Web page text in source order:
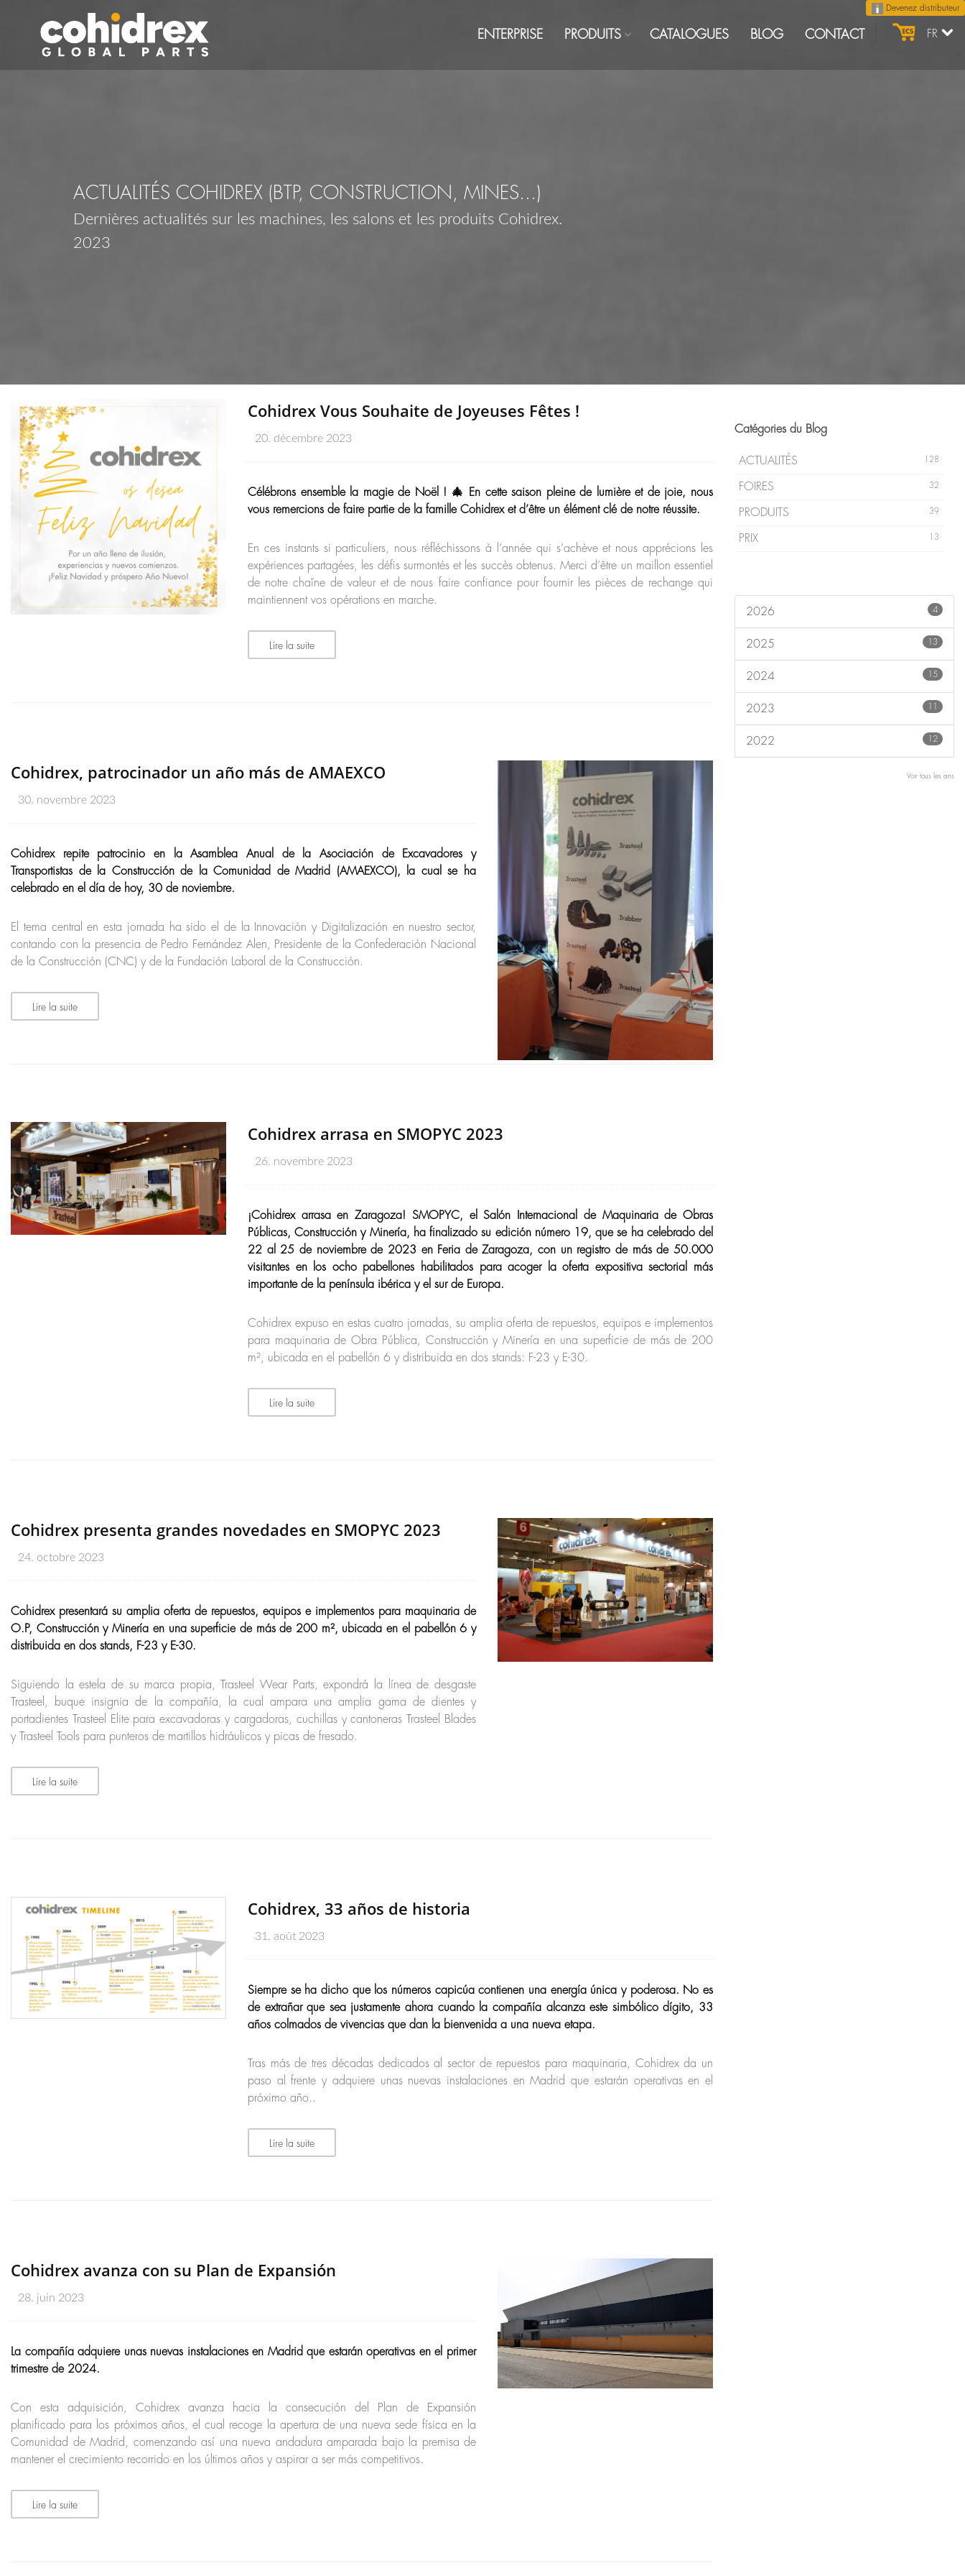
Devenez distributeur
FR
ENTERPRISE PRODUITS CATALOGUES BLOG CONTACT
ACTUALITÉS COHIDREX (BTP, CONSTRUCTION, MINES...)
Dernières actualités sur les machines, les salons et les produits Cohidrex.
2023
Cohidrex Vous Souhaite de Joyeuses Fêtes !
20. décembre 2023
Célébrons ensemble la magie de Noël ! 🎄 En cette saison pleine de lumière et de joie, nous
vous remercions de faire partie de la famille Cohidrex et d’être un élément clé de notre réussite.
En ces instants si particuliers, nous réfléchissons à l’année qui s’achève et nous apprécions les
expériences partagées, les défis surmontés et les succès obtenus. Merci d’être un maillon essentiel
de notre chaîne de valeur et de nous faire confiance pour fournir les pièces de rechange qui
maintiennent vos opérations en marche.
Lire la suite
Cohidrex, patrocinador un año más de AMAEXCO
30. novembre 2023
Cohidrex repite patrocinio en la Asamblea Anual de la Asociación de Excavadores y
Transportistas de la Construcción de la Comunidad de Madrid (AMAEXCO), la cual se ha
celebrado en el día de hoy, 30 de noviembre.
El tema central en esta jornada ha sido el de la Innovación y Digitalización en nuestro sector,
contando con la presencia de Pedro Fernández Alen, Presidente de la Confederación Nacional
de la Construcción (CNC) y de la Fundación Laboral de la Construcción.
Lire la suite
Cohidrex arrasa en SMOPYC 2023
26. novembre 2023
¡Cohidrex arrasa en Zaragoza! SMOPYC, el Salón Internacional de Maquinaria de Obras
Públicas, Construcción y Minería, ha finalizado su edición número 19, que se ha celebrado del
22 al 25 de noviembre de 2023 en Feria de Zaragoza, con un registro de más de 50.000
visitantes en los ocho pabellones habilitados para acoger la oferta expositiva sectorial más
importante de la península ibérica y el sur de Europa.
Cohidrex expuso en estas cuatro jornadas, su amplia oferta de repuestos, equipos e implementos
para maquinaria de Obra Pública, Construcción y Minería en una superficie de más de 200
m², ubicada en el pabellón 6 y distribuida en dos stands: F-23 y E-30.
Lire la suite
Cohidrex presenta grandes novedades en SMOPYC 2023
24. octobre 2023
Cohidrex presentará su amplia oferta de repuestos, equipos e implementos para maquinaria de
O.P, Construcción y Minería en una superficie de más de 200 m², ubicada en el pabellón 6 y
distribuida en dos stands, F-23 y E-30.
Siguiendo la estela de su marca propia, Trasteel Wear Parts, expondrá la línea de desgaste
Trasteel, buque insignia de la compañía, la cual ampara una amplia gama de dientes y
portadientes Trasteel Elite para excavadoras y cargadoras, cuchillas y cantoneras Trasteel Blades
y Trasteel Tools para punteros de martillos hidráulicos y picas de fresado.
Lire la suite
Cohidrex, 33 años de historia
31. août 2023
Siempre se ha dicho que los números capicúa contienen una energía única y poderosa. No es
de extrañar que sea justamente ahora cuando la compañía alcanza este simbólico dígito, 33
años colmados de vivencias que dan la bienvenida a una nueva etapa.
Tras más de tres décadas dedicados al sector de repuestos para maquinaria, Cohidrex da un
paso al frente y adquiere unas nuevas instalaciones en Madrid que estarán operativas en el
próximo año..
Lire la suite
Cohidrex avanza con su Plan de Expansión
28. juin 2023
La compañía adquiere unas nuevas instalaciones en Madrid que estarán operativas en el primer
trimestre de 2024.
Con esta adquisición, Cohidrex avanza hacia la consecución del Plan de Expansión
planificado para los próximos años, el cual recoge la apertura de una nueva sede física en la
Comunidad de Madrid, comenzando así una nueva andadura amparada bajo la premisa de
mantener el crecimiento recorrido en los últimos años y aspirar a ser más competitivos.
Lire la suite
Catégories du Blog
128
ACTUALITÉS
32
FOIRES
39
PRODUITS
13
PRIX
2026 4
2025 13
2024 15
2023 11
2022 12
Voir tous les ans